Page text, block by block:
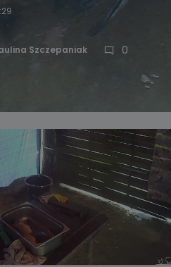
Szczepaniak 0